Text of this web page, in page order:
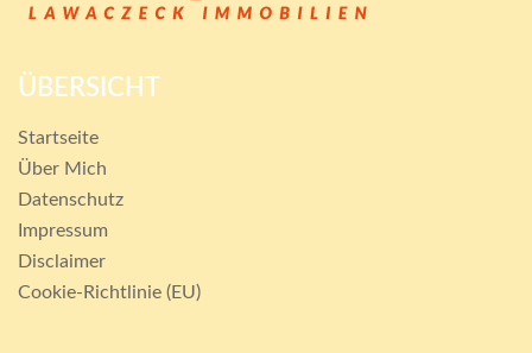
ÜBERSICHT
Startseite
Über Mich
Datenschutz
Impressum
Disclaimer
Cookie-Richtlinie (EU)